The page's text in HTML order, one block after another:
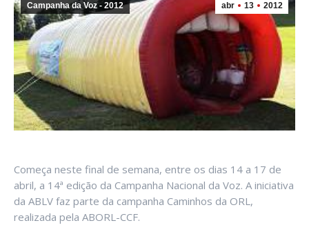
abr 13 2012
Campanha da Voz - 2012
Começa neste final de semana, entre os dias 14 a 17 de
abril, a 14ª edição da Campanha Nacional da Voz. A iniciativa
da ABLV faz parte da campanha Caminhos da ORL,
realizada pela ABORL-CCF.